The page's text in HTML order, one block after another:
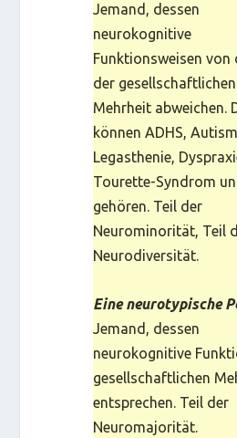
Jemand, dessen
neurokognitive
Funktionsweisen von
der gesellschaftlichen
Mehrheit abweichen.
können ADHS,
Legasthenie,
Tourette-Syndrom
gehören. Teil der
Neurominorität, Teil
Neurodiversität.
Eine neurotypische
Jemand, dessen
neurokognitive
gesellschaftlichen
entsprechen. Teil der
Neuromajorität.